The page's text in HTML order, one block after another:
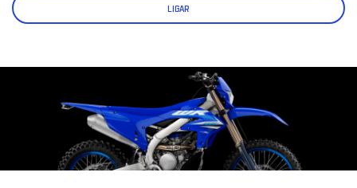
LIGAR